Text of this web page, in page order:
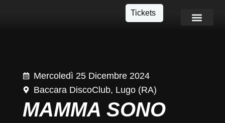
Tickets
Mercoledì 25 Dicembre 2024
Baccara DiscoClub, Lugo (RA)
MAMMA SONO